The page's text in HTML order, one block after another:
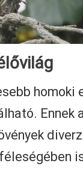
homoki
Ennek